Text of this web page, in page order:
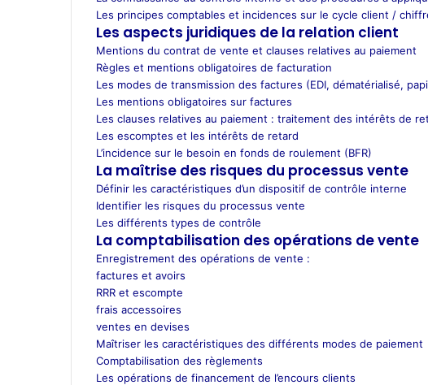
pLes principes comptables et incidences sur le cycle client /
Les aspects juridiques de la relation client
Mentions du contrat de vente et clauses relatives au paiement
Règles et mentions obligatoires de facturation
Les modes de transmission des factures (EDI, dématérialisé,
Les mentions obligatoires sur factures
Les clauses relatives au paiement : traitement des intérêts de
Les escomptes et les intérêts de retard
L’incidence sur le besoin en fonds de roulement (BFR)
La maîtrise des risques du processus vente
Définir les caractéristiques d’un dispositif de contrôle interne
Identifier les risques du processus vente
Les différents types de contrôle
La comptabilisation des opérations de vente
Enregistrement des opérations de vente :
factures et avoirs
RRR et escompte
frais accessoires
ventes en devises
Maîtriser les caractéristiques des différents modes de paiement
Comptabilisation des règlements
Les opérations de financement de l’encours clients